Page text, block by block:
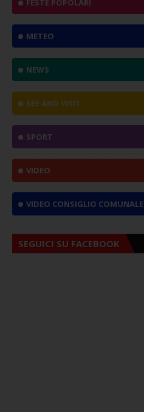
FESTE POPOLARI
METEO
NEWS
SEE AND VISIT
SPORT
VIDEO
VIDEO CONSIGLIO COMUNALE
SEGUICI SU FACEBOOK